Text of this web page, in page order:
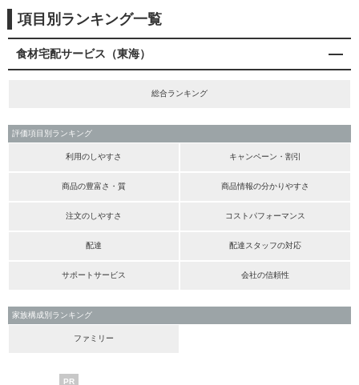
項目別ランキング一覧
食材宅配サービス（東海）
総合ランキング
評価項目別ランキング
利用のしやすさ キャンペーン・割引
商品の豊富さ・質 商品情報の分かりやすさ
注文のしやすさ コストパフォーマンス
配達 配達スタッフの対応
サポートサービス 会社の信頼性
家族構成別ランキング
ファミリー
PR